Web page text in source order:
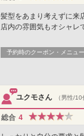
髪型をあまり考えずに来
店内の雰囲気もオシャレ
予約時のクーポン・メニュー
ユクモさん （男性/10
総合 4